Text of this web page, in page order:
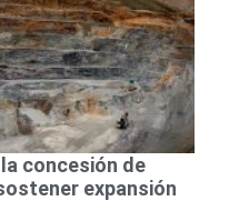
concesión de
expansión